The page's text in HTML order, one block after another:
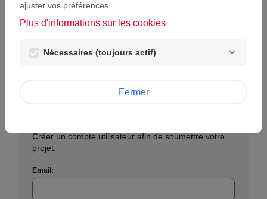
Créer un compte utilisateur afin de soumettre votre
projet.
Email:
ajuster vos préférences.
Plus d'informations sur les cookies
Nécessaires (toujours actif)
Fermer